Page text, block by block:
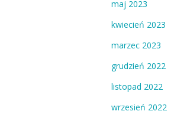
maj 2023
kwiecień 2023
marzec 2023
grudzień 2022
listopad 2022
wrzesień 2022